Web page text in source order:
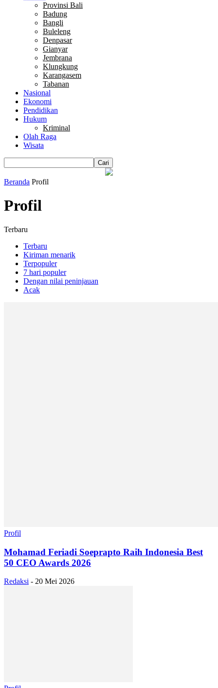
Provinsi Bali
Badung
Bangli
Buleleng
Denpasar
Gianyar
Jembrana
Klungkung
Karangasem
Tabanan
Nasional
Ekonomi
Pendidikan
Hukum
Kriminal
Olah Raga
Wisata
Beranda Profil
Profil
Terbaru
Terbaru
Kiriman menarik
Terpopuler
7 hari populer
Dengan nilai peninjauan
Acak
Profil
Mohamad Feriadi Soeprapto Raih Indonesia Best
50 CEO Awards 2026
Redaksi - 20 Mei 2026